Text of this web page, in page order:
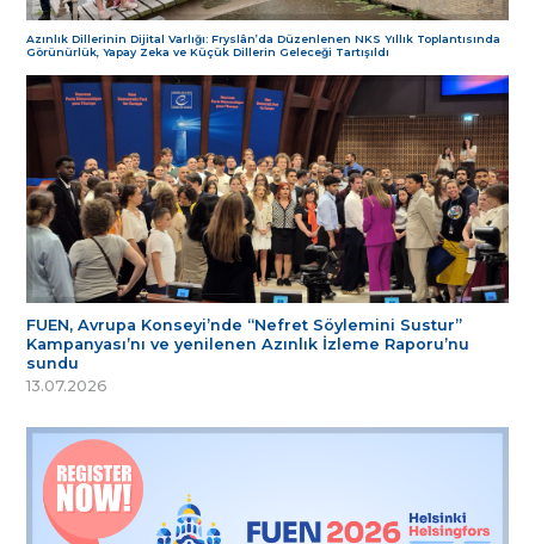
Azınlık Dillerinin Dijital Varlığı: Fryslân’da Düzenlenen NKS Yıllık Toplantısında
Görünürlük, Yapay Zeka ve Küçük Dillerin Geleceği Tartışıldı
FUEN, Avrupa Konseyi’nde “Nefret Söylemini Sustur”
Kampanyası’nı ve yenilenen Azınlık İzleme Raporu’nu
sundu
13.07.2026